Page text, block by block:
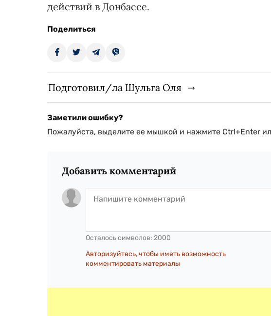
действий в Донбассе.
Поделиться
Подготовил/ла Шульга Оля
Заметили ошибку?
Пожалуйста, выделите ее мышкой и нажмите Ctrl+Enter
Добавить комментарий
Осталось символов: 2000
Авторизуйтесь, чтобы иметь возможность
комментировать материалы